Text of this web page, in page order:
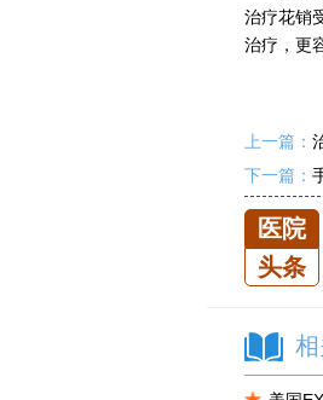
治疗花销
治疗，更
上一篇：
下一篇：
医院
头条